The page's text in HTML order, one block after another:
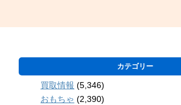
カテゴリー
買取情報 (5,346)
おもちゃ (2,390)